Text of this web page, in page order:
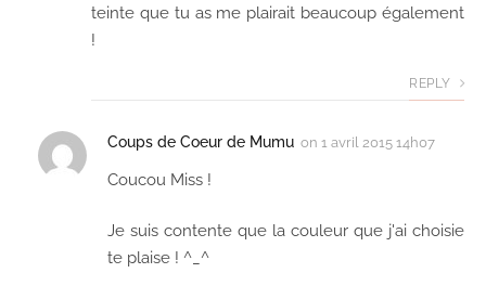
teinte que tu as me plairait beaucoup également
!
REPLY
Coups de Coeur de Mumu on 1 avril 2015 14h07
Coucou Miss !
Je suis contente que la couleur que j'ai choisie
te plaise ! ^_^